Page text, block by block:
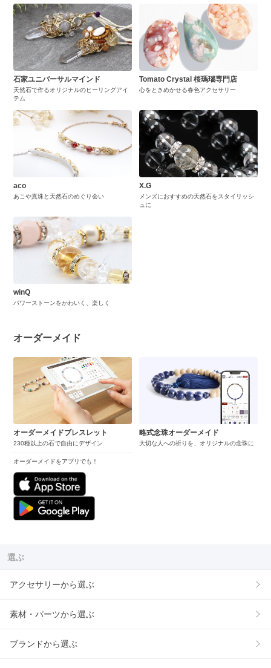
石家ユニバーサルマインド
天然石で作るオリジナルのヒーリングアイ
テム
Tomato Crystal 桜瑪瑙専門店
心をときめかせる春色アクセサリー
aco
あこや真珠と天然石のめぐり会い
X.G
メンズにおすすめの天然石をスタイリッシ
ュに
winQ
パワーストーンをかわいく、楽しく
オーダーメイド
オーダーメイドブレスレット
230種以上の石で自由にデザイン
オーダーメイドをアプリでも！
略式念珠オーダーメイド
大切な人への祈りを、オリジナルの念珠に
選ぶ
アクセサリーから選ぶ
素材・パーツから選ぶ
ブランドから選ぶ